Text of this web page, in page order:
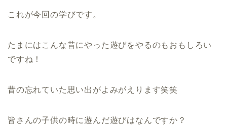
これが今回の学びです。
たまにはこんな昔にやった遊びをやるのもおもしろい
ですね！
昔の忘れていた思い出がよみがえります笑笑
皆さんの子供の時に遊んだ遊びはなんですか？